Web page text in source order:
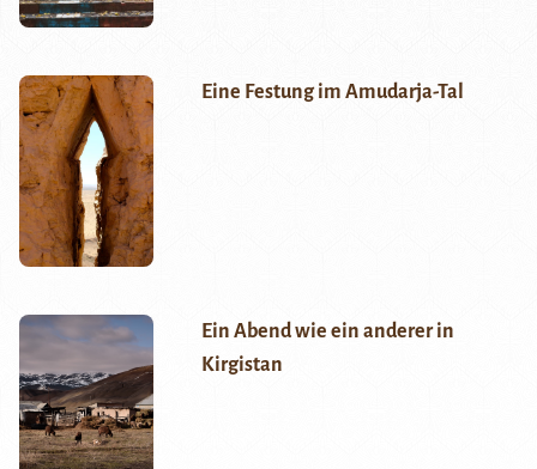
Eine Festung im Amudarja-Tal
Ein Abend wie ein anderer in
Kirgistan